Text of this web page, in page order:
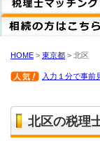
HOME > 東京都 > 北区
入力１分で事前
北区の税理